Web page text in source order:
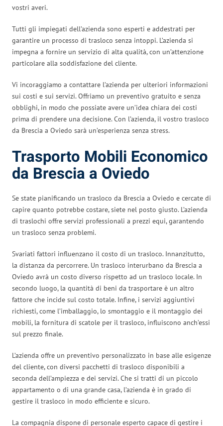
vostri averi.
Tutti gli impiegati dell’azienda sono esperti e addestrati per
garantire un processo di trasloco senza intoppi. L’azienda si
impegna a fornire un servizio di alta qualità, con un’attenzione
particolare alla soddisfazione del cliente.
Vi incoraggiamo a contattare l’azienda per ulteriori informazioni
sui costi e sui servizi. Offriamo un preventivo gratuito e senza
obblighi, in modo che possiate avere un’idea chiara dei costi
prima di prendere una decisione. Con l’azienda, il vostro trasloco
da Brescia a Oviedo sarà un’esperienza senza stress.
Trasporto Mobili Economico
da Brescia a Oviedo
Se state pianificando un trasloco da Brescia a Oviedo e cercate di
capire quanto potrebbe costare, siete nel posto giusto. L’azienda
di traslochi offre servizi professionali a prezzi equi, garantendo
un trasloco senza problemi.
Svariati fattori influenzano il costo di un trasloco. Innanzitutto,
la distanza da percorrere. Un trasloco interurbano da Brescia a
Oviedo avrà un costo diverso rispetto ad un trasloco locale. In
secondo luogo, la quantità di beni da trasportare è un altro
fattore che incide sul costo totale. Infine, i servizi aggiuntivi
richiesti, come l’imballaggio, lo smontaggio e il montaggio dei
mobili, la fornitura di scatole per il trasloco, influiscono anch’essi
sul prezzo finale.
L’azienda offre un preventivo personalizzato in base alle esigenze
del cliente, con diversi pacchetti di trasloco disponibili a
seconda dell’ampiezza e dei servizi. Che si tratti di un piccolo
appartamento o di una grande casa, l’azienda è in grado di
gestire il trasloco in modo efficiente e sicuro.
La compagnia dispone di personale esperto capace di gestire i